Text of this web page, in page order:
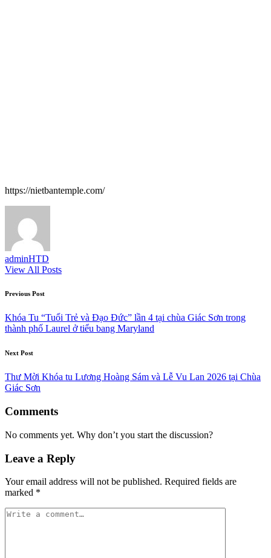
https://nietbantemple.com/
adminHTD
View All Posts
Post
navigation
Previous Post
Khóa Tu “Tuổi Trẻ và Đạo Đức” lần 4 tại chùa Giác Sơn trong
thành phố Laurel ở tiểu bang Maryland
Next Post
Thư Mời Khóa tu Lương Hoàng Sám và Lễ Vu Lan 2026 tại Chùa
Giác Sơn
Comments
No comments yet. Why don’t you start the discussion?
Leave a Reply
Your email address will not be published. Required fields are
marked *